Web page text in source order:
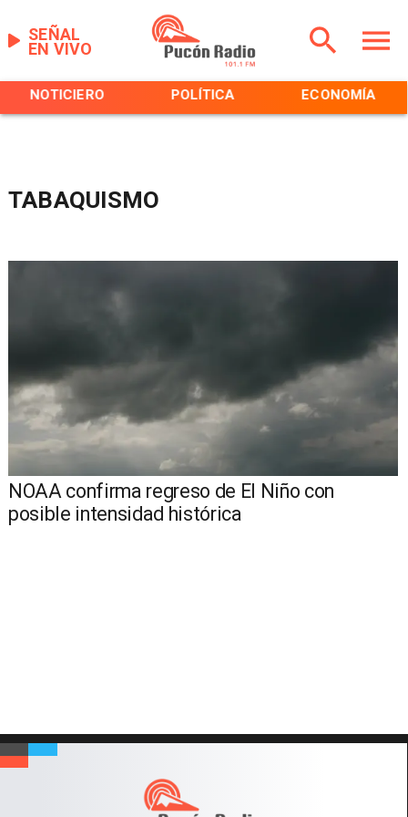
EN VIVO
SEÑAL
NOTICIERO POLÍTICA ECONOMÍA
TABAQUISMO
NOAA confirma regreso de El Niño con
posible intensidad histórica